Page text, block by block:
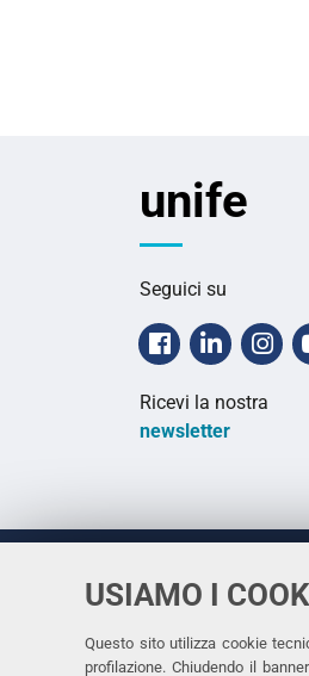
USIAMO I
Questo sito utilizza cookie
profilazione. Chiudendo il
unife
Seguici su
Facebook
Ricevi la nostra
newsletter
di